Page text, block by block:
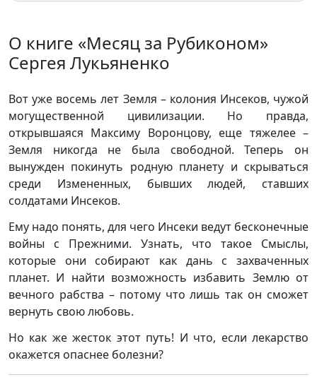
О книге «Месяц за Рубиконом»
Сергея Лукьяненко
Вот уже восемь лет Земля – колония Инсеков, чужой
могущественной цивилизации. Но правда,
открывшаяся Максиму Воронцову, еще тяжелее –
Земля никогда не была свободной. Теперь он
вынужден покинуть родную планету и скрываться
среди Измененных, бывших людей, ставших
солдатами Инсеков.
Ему надо понять, для чего Инсеки ведут бесконечные
войны с Прежними. Узнать, что такое Смыслы,
которые они собирают как дань с захваченных
планет. И найти возможность избавить Землю от
вечного рабства – потому что лишь так он сможет
вернуть свою любовь.
Но как же жесток этот путь! И что, если лекарство
окажется опаснее болезни?